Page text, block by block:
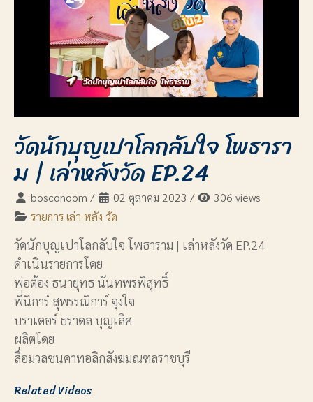
วัดนักบุญเปาโลกลับใจ โพธารา
ม | เล่าหลังวัด EP.24
bosconoom / 02 ตุลาคม 2023 /
306 views
รายการ เล่า หลัง วัด
วัดนักบุญเปาโลกลับใจ โพธาราม | เล่าหลังวัด EP.24
ดำเนินรายการโดย
พ่อต้อง ธนายุทธ นันทพรพิสุทธิ์
พี่นิการ์ สุพรรณิการ์ จุงใจ
บราเดอร์ ธราดล บุญเลิศ
ผลิตโดย
สื่อมวลชนคาทอลิกสังฆมณฑลราชบุรี
Related Videos